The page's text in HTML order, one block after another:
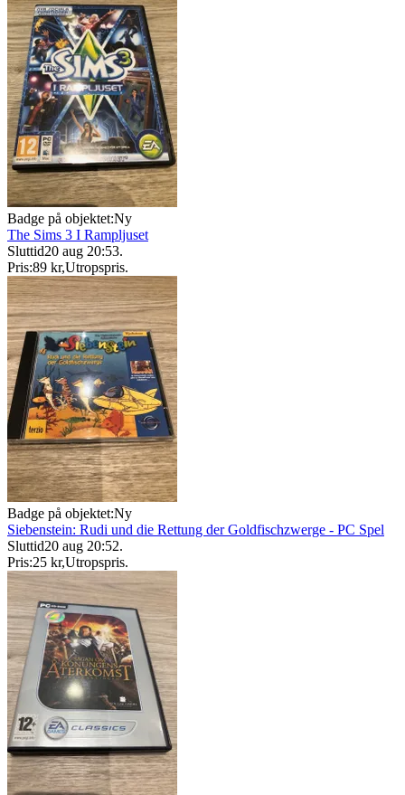
Badge på objektet:Ny
The Sims 3 I Rampljuset
Sluttid20 aug 20:53.
Pris:89 kr,Utropspris.
Badge på objektet:Ny
Siebenstein: Rudi und die Rettung der Goldfischzwerge - PC Spel
Sluttid20 aug 20:52.
Pris:25 kr,Utropspris.